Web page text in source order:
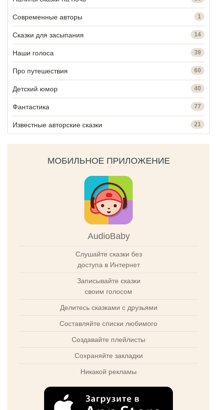
Современные авторы 1
Сказки для засыпания 14
Наши голоса 39
Про путешествия 60
Детский юмор 40
Фантастика 77
Известные авторские сказки 21
МОБИЛЬНОЕ ПРИЛОЖЕНИЕ
AudioBaby
Слушайте сказки без
доступа в Интернет
Записывайте сказки
своим голосом
Делитесь сказками с друзьями
Составляйте списки любимого
Создавайте плейлисты
Сохраняйте закладки
Никакой рекламы